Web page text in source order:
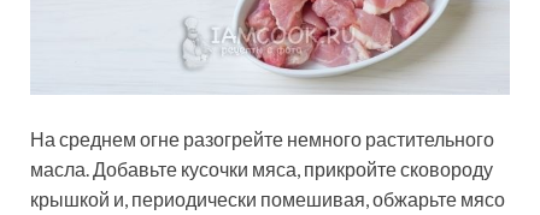
На среднем огне разогрейте немного растительного
масла. Добавьте кусочки мяса, прикройте сковороду
крышкой и, периодически помешивая, обжарьте мясо